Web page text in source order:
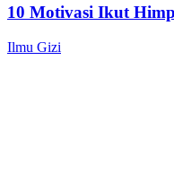
10 Motivasi Ikut
Ilmu Gizi